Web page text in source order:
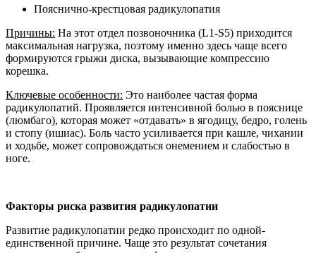
Пояснично-крестцовая радикулопатия
Причины: На этот отдел позвоночника (L1-S5) приходится
максимальная нагрузка, поэтому именно здесь чаще всего
формируются грыжи диска, вызывающие компрессию
корешка.
Ключевые особенности: Это наиболее частая форма
радикулопатий. Проявляется интенсивной болью в пояснице
(люмбаго), которая может «отдавать» в ягодицу, бедро, голень
и стопу (ишиас). Боль часто усиливается при кашле, чихании
и ходьбе, может сопровождаться онемением и слабостью в
ноге.
Факторы риска развития радикулопатии
Развитие радикулопатии редко происходит по одной-
единственной причине. Чаще это результат сочетания